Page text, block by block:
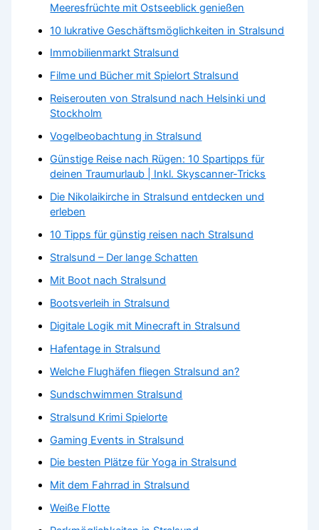
Meeresfrüchte mit Ostseeblick genießen
10 lukrative Geschäftsmöglichkeiten in Stralsund
Immobilienmarkt Stralsund
Filme und Bücher mit Spielort Stralsund
Reiserouten von Stralsund nach Helsinki und
Stockholm
Vogelbeobachtung in Stralsund
Günstige Reise nach Rügen: 10 Spartipps für
deinen Traumurlaub | Inkl. Skyscanner-Tricks
Die Nikolaikirche in Stralsund entdecken und
erleben
10 Tipps für günstig reisen nach Stralsund
Stralsund – Der lange Schatten
Mit Boot nach Stralsund
Bootsverleih in Stralsund
Digitale Logik mit Minecraft in Stralsund
Hafentage in Stralsund
Welche Flughäfen fliegen Stralsund an?
Sundschwimmen Stralsund
Stralsund Krimi Spielorte
Gaming Events in Stralsund
Die besten Plätze für Yoga in Stralsund
Mit dem Fahrrad in Stralsund
Weiße Flotte